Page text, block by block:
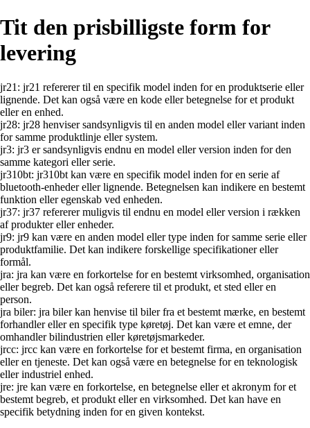
Tit den prisbilligste form for
levering
jr21: jr21 refererer til en specifik model inden for en produktserie eller
lignende. Det kan også være en kode eller betegnelse for et produkt
eller en enhed.
jr28: jr28 henviser sandsynligvis til en anden model eller variant inden
for samme produktlinje eller system.
jr3: jr3 er sandsynligvis endnu en model eller version inden for den
samme kategori eller serie.
jr310bt: jr310bt kan være en specifik model inden for en serie af
bluetooth-enheder eller lignende. Betegnelsen kan indikere en bestemt
funktion eller egenskab ved enheden.
jr37: jr37 refererer muligvis til endnu en model eller version i rækken
af produkter eller enheder.
jr9: jr9 kan være en anden model eller type inden for samme serie eller
produktfamilie. Det kan indikere forskellige specifikationer eller
formål.
jra: jra kan være en forkortelse for en bestemt virksomhed, organisation
eller begreb. Det kan også referere til et produkt, et sted eller en
person.
jra biler: jra biler kan henvise til biler fra et bestemt mærke, en bestemt
forhandler eller en specifik type køretøj. Det kan være et emne, der
omhandler bilindustrien eller køretøjsmarkeder.
jrcc: jrcc kan være en forkortelse for et bestemt firma, en organisation
eller en tjeneste. Det kan også være en betegnelse for en teknologisk
eller industriel enhed.
jre: jre kan være en forkortelse, en betegnelse eller et akronym for et
bestemt begreb, et produkt eller en virksomhed. Det kan have en
specifik betydning inden for en given kontekst.